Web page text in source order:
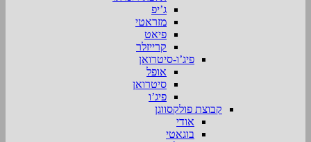
ג’יפ
מזראטי
פיאט
קרייזלר
פיג’ו-סיטרואן
אופל
סיטרואן
פיג’ו
קבוצת פולקסווגן
אודי
בוגאטי